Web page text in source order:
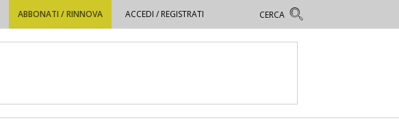
ABBONATI / RINNOVA ACCEDI / REGISTRATI